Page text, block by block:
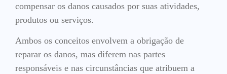
compensar os danos causados por suas atividades,
produtos ou serviços.
Ambos os conceitos envolvem a obrigação de
reparar os danos, mas diferem nas partes
responsáveis e nas circunstâncias que atribuem a